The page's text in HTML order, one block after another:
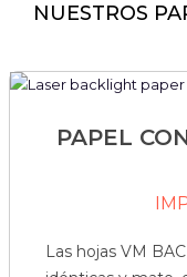
NUESTROS
PAPEL
Las hojas VM